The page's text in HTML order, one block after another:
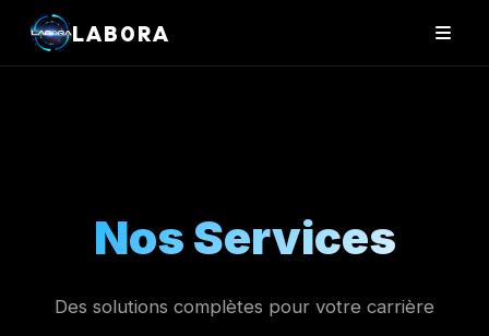
LAB0RA
Nos Services
Des solutions complètes pour votre carrière